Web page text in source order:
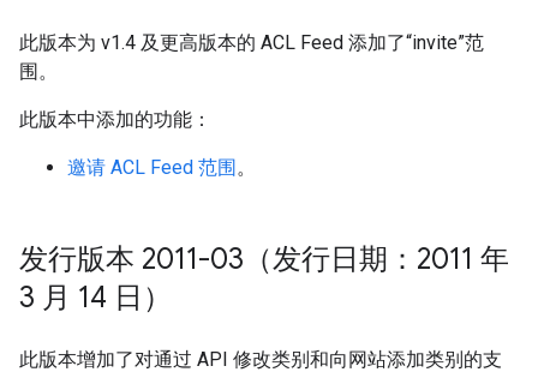
此版本为 v1.4 及更高版本的 ACL Feed 添加了“invite”范
围。
此版本中添加的功能：
邀请 ACL Feed 范围。
发行版本 2011-03（发行日期：2011 年
3 月 14 日）
此版本增加了对通过 API 修改类别和向网站添加类别的支